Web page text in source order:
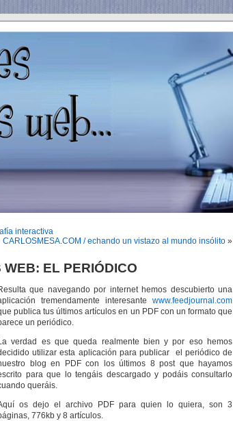
interactiva
CARLOSMESA.COM / echando un vistazo al mundo insólito »
EL PERIÓDICO
que navegando por internet hemos descubierto una
tremendamente interesante www.feedjournal.com
publica tus últimos artículos en un PDF con un formato que
un periódico.
verdad es que queda realmente bien y por eso hemos
utilizar esta aplicación para publicar el periódico de
blog en PDF con los últimos 8 post que hayamos
para que lo tengáis descargado y podáis consultarlo
queráis.
os dejo el archivo PDF para quien lo quiera, son 3
776kb y 8 artículos.